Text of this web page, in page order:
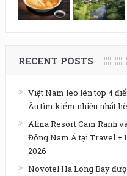
RECENT POSTS
Việt Nam leo lên top 4
Âu tìm kiếm nhiều nhất
Alma Resort Cam Ranh
Đông Nam Á tại Travel +
2026
Novotel Ha Long Bay